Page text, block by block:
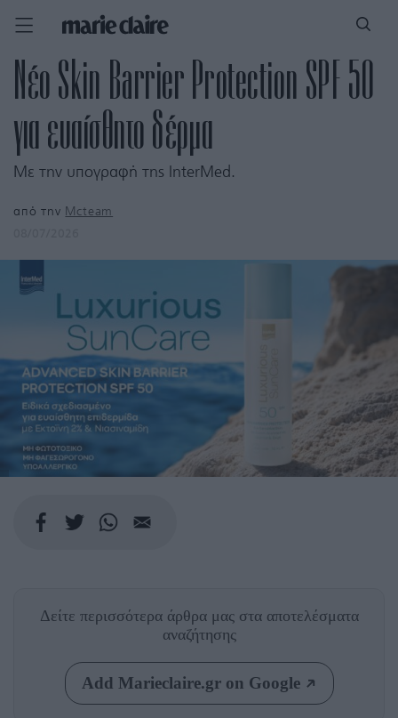
Νέο Skin Barrier Protection SPF 50
για ευαίσθητο δέρμα
Με την υπογραφή της InterMed.
από την Mcteam
Δείτε περισσότερα άρθρα μας στα αποτελέσματα
αναζήτησης
Add Marieclaire.gr on Google